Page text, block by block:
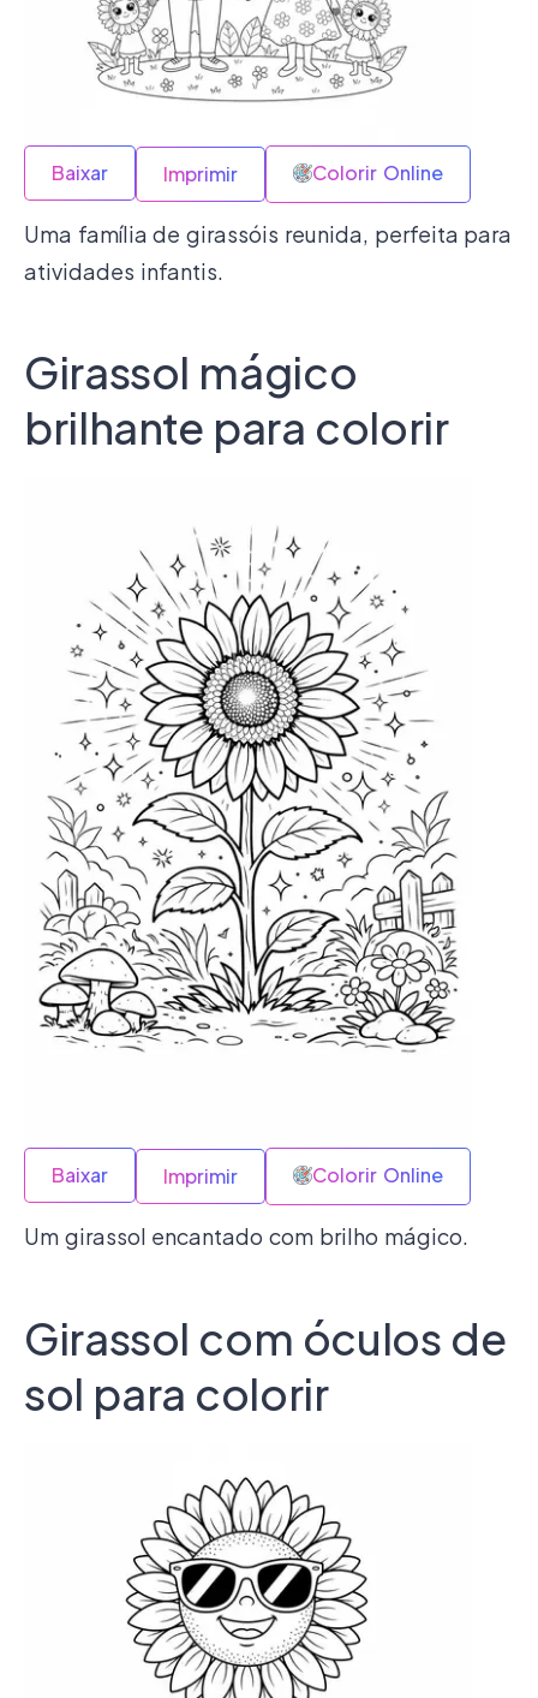
Baixar Imprimir Colorir Online
Uma família de girassóis reunida, perfeita para
atividades infantis.
Girassol mágico
brilhante para colorir
Baixar Imprimir Colorir Online
Um girassol encantado com brilho mágico.
Girassol com óculos de
sol para colorir